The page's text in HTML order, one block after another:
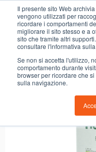
Il presente sito Web
vengono utilizzati per
ricordare i comportamenti
migliorare il sito stesso e a
sito che tramite altri
consultare l'informativa
Se non si accetta l'utilizzo,
comportamento durante
browser per ricordare che
sulla navigazione.